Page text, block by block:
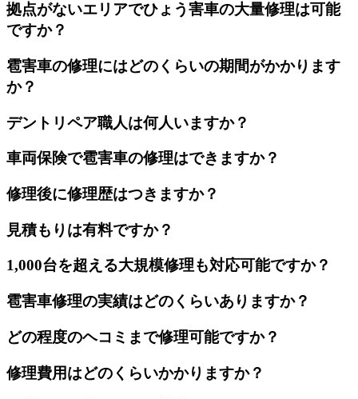
拠点がないエリアでひょう害車の大量修理は可能
ですか？
雹害車の修理にはどのくらいの期間がかかります
か？
デントリペア職人は何人いますか？
車両保険で雹害車の修理はできますか？
修理後に修理歴はつきますか？
見積もりは有料ですか？
1,000台を超える大規模修理も対応可能ですか？
雹害車修理の実績はどのくらいありますか？
どの程度のヘコミまで修理可能ですか？
修理費用はどのくらいかかりますか？